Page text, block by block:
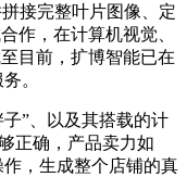
接完整叶片图像、定
作，在计算机视觉、
目前，扩博智能已在
。
”、以及其搭载的计
正确，产品卖力如
，生成整个店铺的真